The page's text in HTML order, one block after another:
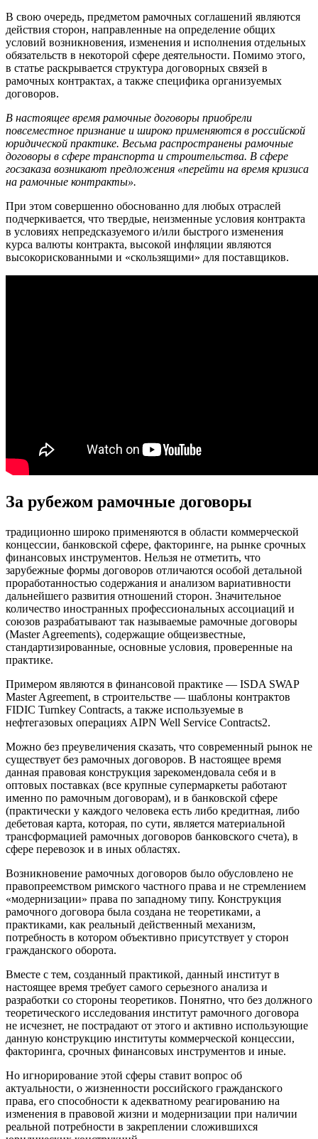
В свою очередь, предметом рамочных соглашений являются
действия сторон, направленные на определение общих
условий возникновения, изменения и исполнения отдельных
обязательств в некоторой сфере деятельности. Помимо этого,
в статье раскрывается структура договорных связей в
рамочных контрактах, а также специфика организуемых
договоров.
В настоящее время рамочные договоры приобрели
повсеместное признание и широко применяются в российской
юридической практике. Весьма распространены рамочные
договоры в сфере транспорта и строительства. В сфере
госзаказа возникают предложения «перейти на время кризиса
на рамочные контракты».
При этом совершенно обоснованно для любых отраслей
подчеркивается, что твердые, неизменные условия контракта
в условиях непредсказуемого и/или быстрого изменения
курса валюты контракта, высокой инфляции являются
высокорискованными и «скользящими» для поставщиков.
За рубежом рамочные договоры
традиционно широко применяются в области коммерческой
концессии, банковской сфере, факторинге, на рынке срочных
финансовых инструментов. Нельзя не отметить, что
зарубежные формы договоров отличаются особой детальной
проработанностью содержания и анализом вариативности
дальнейшего развития отношений сторон. Значительное
количество иностранных профессиональных ассоциаций и
союзов разрабатывают так называемые рамочные договоры
(Master Agreements), содержащие общеизвестные,
стандартизированные, основные условия, проверенные на
практике.
Примером являются в финансовой практике — ISDA SWAP
Master Agreement, в строительстве — шаблоны контрактов
FIDIC Turnkey Contracts, а также используемые в
нефтегазовых операциях AIPN Well Service Contracts2.
Можно без преувеличения сказать, что современный рынок не
существует без рамочных договоров. В настоящее время
данная правовая конструкция зарекомендовала себя и в
оптовых поставках (все крупные супермаркеты работают
именно по рамочным договорам), и в банковской сфере
(практически у каждого человека есть либо кредитная, либо
дебетовая карта, которая, по сути, является материальной
трансформацией рамочных договоров банковского счета), в
сфере перевозок и в иных областях.
Возникновение рамочных договоров было обусловлено не
правопреемством римского частного права и не стремлением
«модернизации» права по западному типу. Конструкция
рамочного договора была создана не теоретиками, а
практиками, как реальный действенный механизм,
потребность в котором объективно присутствует у сторон
гражданского оборота.
Вместе с тем, созданный практикой, данный институт в
настоящее время требует самого серьезного анализа и
разработки со стороны теоретиков. Понятно, что без должного
теоретического исследования институт рамочного договора
не исчезнет, не пострадают от этого и активно использующие
данную конструкцию институты коммерческой концессии,
факторинга, срочных финансовых инструментов и иные.
Но игнорирование этой сферы ставит вопрос об
актуальности, о жизненности российского гражданского
права, его способности к адекватному реагированию на
изменения в правовой жизни и модернизации при наличии
реальной потребности в закреплении сложившихся